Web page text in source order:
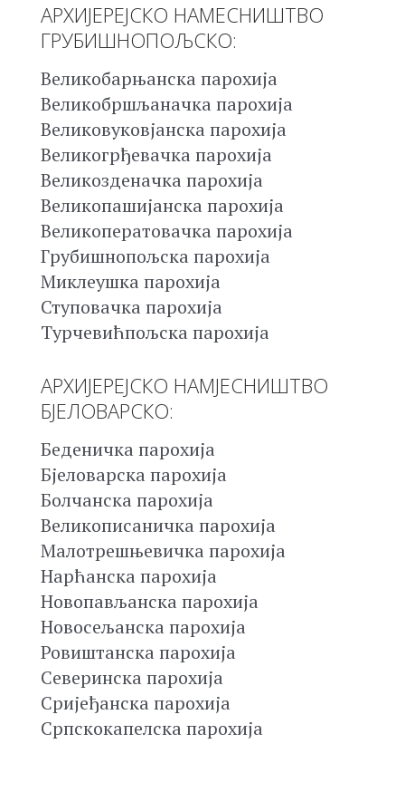
АРХИЈЕРЕЈСКО НАМЕСНИШТВО
ГРУБИШНОПОЉСКО:
Великобарњанска парохија
Великобршљаначка парохија
Великовуковјанска парохија
Великогрђевачка парохија
Великозденачка парохија
Великопашијанска парохија
Великоператовачка парохија
Грубишнопољска парохија
Миклеушка парохија
Ступовачка парохија
Турчевићпољска парохија
АРХИЈЕРЕЈСКО НАМЈЕСНИШТВО
БЈЕЛОВАРСКО:
Беденичка парохија
Бјеловарска парохија
Болчанска парохија
Великописаничка парохија
Малотрешњевичка парохија
Нарћанска парохија
Новопављанска парохија
Новосељанска парохија
Ровиштанска парохија
Северинска парохија
Сријеђанска парохија
Српскокапелска парохија